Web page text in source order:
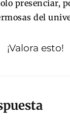
presenciar,
del
¡Valora esto!